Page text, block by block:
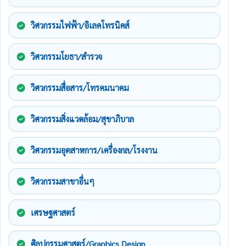
วิศวกรรมไฟฟ้า/อิเลคโทรนิคส์
วิศวกรรมโยธา/สำรวจ
วิศวกรรมสื่อสาร/โทรคมนาคม
วิศวกรรมสิ่งแวดล้อม/สุขาภิบาล
วิศวกรรมอุตสาหการ/เครื่องกล/โรงงาน
วิศวกรรมสาขาอื่นๆ
เศรษฐศาสตร์
ศิลปกรรมศาสตร์/Graphics Design